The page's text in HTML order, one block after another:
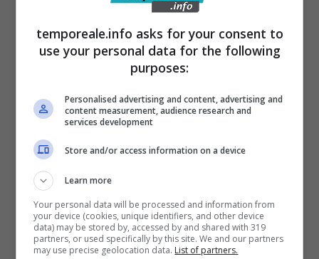
di Aushwitz nella straordinaria
testimonianza di Piero Terracina
18 Marzo 2016
temporeale.info asks for your consent to
use your personal data for the following
purposes:
Personalised advertising and content, advertising and
content measurement, audience research and
services development
Store and/or access information on a device
Learn more
Your personal data will be processed and information from
your device (cookies, unique identifiers, and other device
data) may be stored by, accessed by and shared with 319
partners, or used specifically by this site. We and our partners
may use precise geolocation data. List of partners.